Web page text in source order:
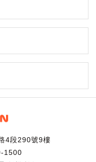
4段290號9樓
1500